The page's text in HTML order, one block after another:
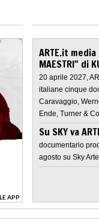
APP
ARTE.it
MAESTRI" di
20 aprile 2027,
italiane cinque
Caravaggio,
Ende, Turner &
Su SKY va
documentario
agosto su Sky Arte